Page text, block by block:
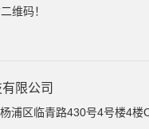
维码！
限公司
杨浦区临青路430号4号楼4楼